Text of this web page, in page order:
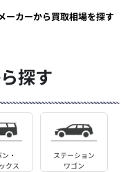
ーカーから買取相場を探す
探す
・
クス
ステーション
ワゴン